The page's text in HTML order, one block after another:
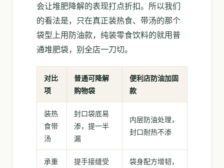
会让堆肥降解的表现打点折扣。所以我们
的看法是，只在真正装热食、带汤的那个
袋型上用防油款，纯装零食饮料的就用普
通堆肥袋，别全店一刀切。
对比
项
普通可降解
购物袋
便利店防油加固
款
装热
食带
汤
封口袋底易
渗，提一半
漏
内层防油处理，
封口耐热不渗
承重
提手接缝受
袋身配方增韧，